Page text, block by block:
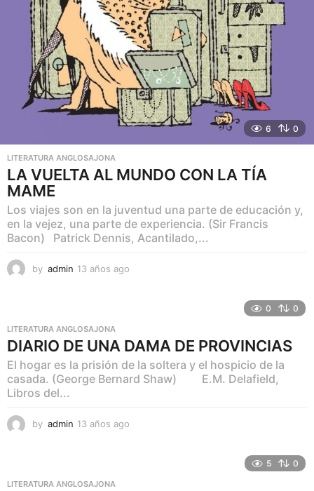
6 0
LITERATURA ANGLOSAJONA
LA VUELTA AL MUNDO CON LA TÍA
MAME
Los viajes son en la juventud una parte de educación y,
en la vejez, una parte de experiencia. (Sir Francis
Bacon) Patrick Dennis, Acantilado,...
by admin 13 años ago
g
o
0 0
LITERATURA ANGLOSAJONA
DIARIO DE UNA DAMA DE PROVINCIAS
El hogar es la prisión de la soltera y el hospicio de la
casada. (George Bernard Shaw) E.M. Delafield,
Libros del...
by admin 13 años ago
5 0
LITERATURA ANGLOSAJONA